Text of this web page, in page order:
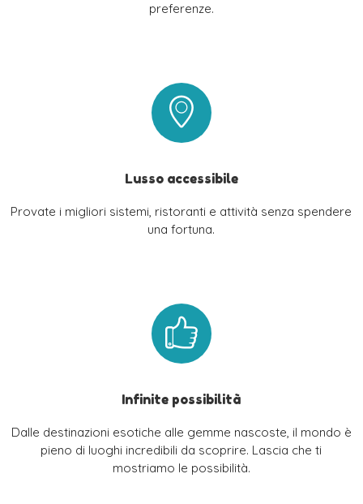
preferenze.
Lusso accessibile
Provate i migliori sistemi, ristoranti e attività senza spendere
una fortuna.
Infinite possibilità
Dalle destinazioni esotiche alle gemme nascoste, il mondo è
pieno di luoghi incredibili da scoprire. Lascia che ti
mostriamo le possibilità.